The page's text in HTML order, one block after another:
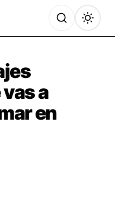
a
en